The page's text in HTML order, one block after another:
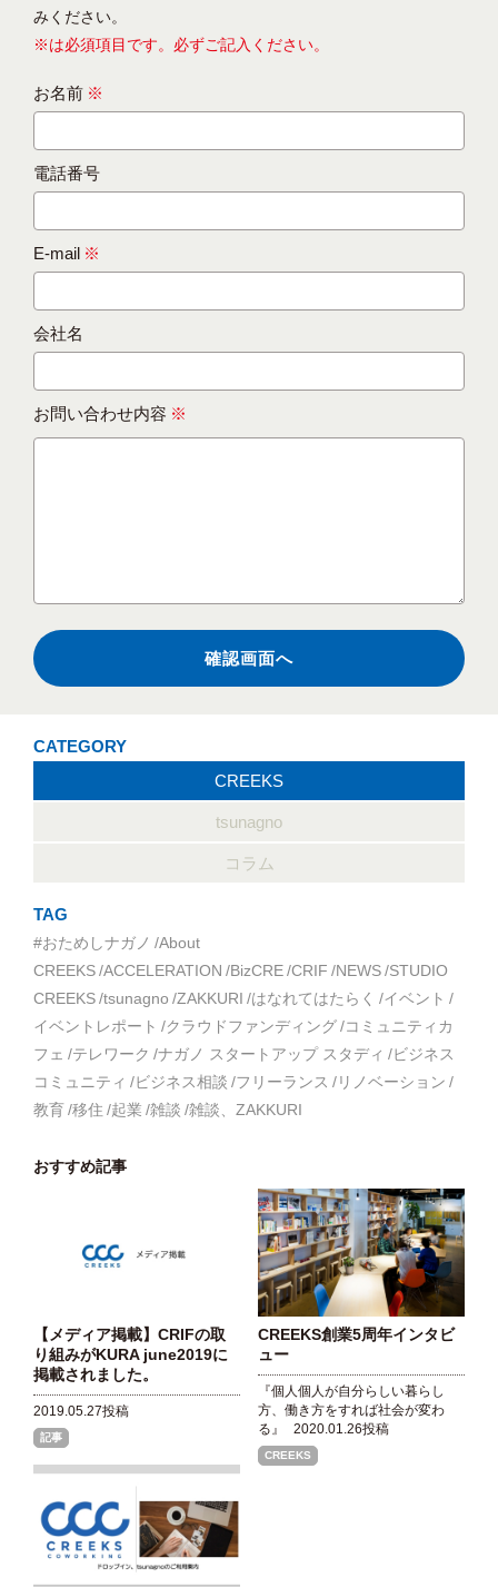
みください。
※は必須項目です。必ずご記入ください。
お名前 ※
電話番号
E-mail ※
会社名
お問い合わせ内容 ※
CATEGORY
CREEKS
tsunagno
コラム
TAG
#おためしナガノ
About
CREEKS ACCELERATION BizCRE CRIF NEWS STUDIO
CREEKS tsunagno ZAKKURI はなれてはたらく
イベント
イベントレポート
クラウドファンディング コミュニティカ
フェ
テレワーク ナガノ スタートアップ スタディ
ビジネス
コミュニティ
ビジネス相談 フリーランス
リノベーション
教育 移住 起業 雑談 雑談、ZAKKURI
おすすめ記事
【メディア掲載】CRIFの取
り組みがKURA june2019に
掲載されました。
2019.05.27投稿
記事
CREEKS創業5周年インタビ
ュー
『個人個人が自分らしい暮らし
方、働き方をすれば社会が変わ
る』
2020.01.26投稿
CREEKS